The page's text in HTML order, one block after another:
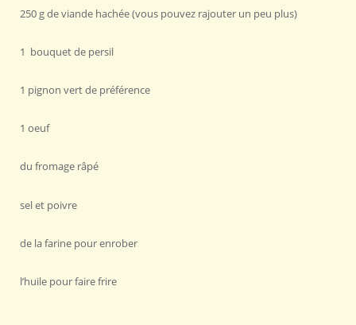
250 g de viande hachée (vous pouvez rajouter un peu plus)
1 bouquet de persil
1 pignon vert de préférence
1 oeuf
du fromage râpé
sel et poivre
de la farine pour enrober
l’huile pour faire frire